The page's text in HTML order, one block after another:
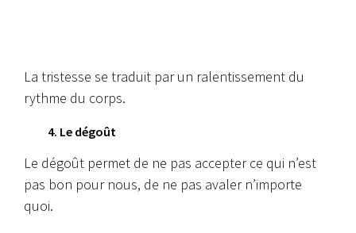
La tristesse se traduit par un ralentissement du
rythme du corps.
4. Le dégoût
Le dégoût permet de ne pas accepter ce qui n’est
pas bon pour nous, de ne pas avaler n’importe
quoi.